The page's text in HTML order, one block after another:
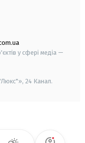
у сфері медіа —
24 Канал.